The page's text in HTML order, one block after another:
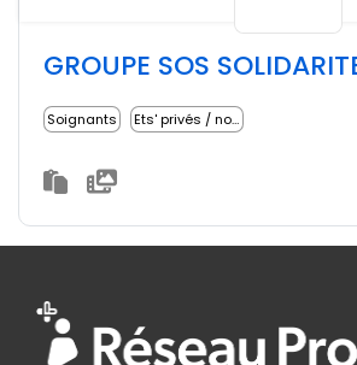
GROUPE SOS
Soignants Ets' privés / non lucratifs